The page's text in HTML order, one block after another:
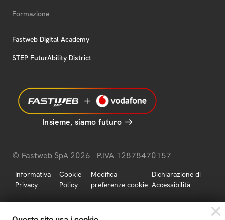
Formazione
Fastweb Digital Academy
STEP FuturAbility District
Insieme, siamo futuro
© Fastweb SpA 2026 - P.IVA 12878470157
Informativa
Privacy
Cookie
Policy
Modifica
preferenze cookie
Dichiarazione di
Accessibilità